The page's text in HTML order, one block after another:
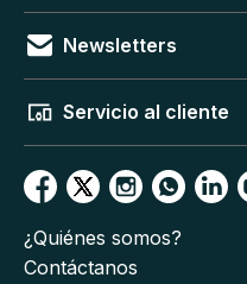
Newsletters
Servicio al cliente
¿Quiénes somos?
Contáctanos